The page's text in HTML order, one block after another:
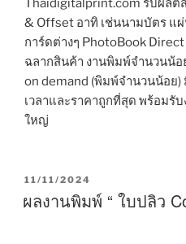
Thaidigitalprint.com รับผลิต
& Offset อาทิ เช่นนามบัตร แ
การ์ดต่างๆ PhotoBook
ฉลากสินค้า งานพิมพ์จำนวนน้อ
on demand (พิมพ์จำนวนน้อย)
เวลาและราคาถูกที่สุด พร้อมรั
ใหญ่
P
S
11/11/2024
ผลงานพิมพ์ “ ใบปลิว